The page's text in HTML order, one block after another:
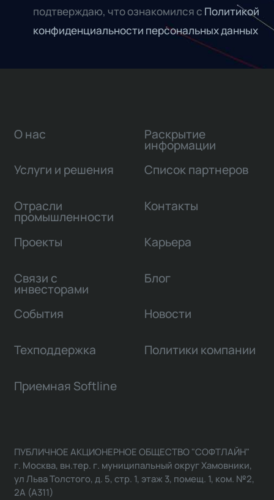
подтверждаю, что ознакомился с Политикой
конфиденциальности персональных данных
О нас
Услуги и решения
Отрасли
промышленности
Проекты
Связи с
инвесторами
Раскрытие
информации
Список партнеров
Контакты
Карьера
Блог
События Новости
Техподдержка Политики компании
Приемная Softline
ПУБЛИЧНОЕ АКЦИОНЕРНОЕ ОБЩЕСТВО "СОФТЛАЙН"
г. Москва, вн.тер. г. муниципальный округ Хамовники,
ул Льва Толстого, д. 5, стр. 1, этаж 3, помещ. 1, ком. №2,
2А (А311)